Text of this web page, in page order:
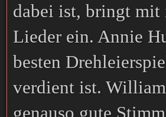
dabei ist, bringt mit
Lieder ein. Annie
besten
verdient ist.
genauso gute